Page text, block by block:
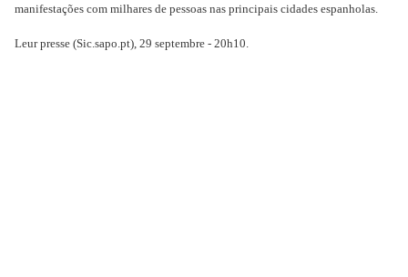
manifestações com milhares de pessoas nas principais cidades espanholas.
Leur presse (Sic.sapo.pt), 29 septembre - 20h10.